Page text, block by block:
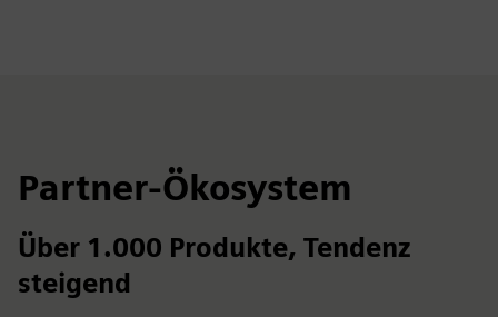
Partner-Ökosystem
Über 1.000 Produkte, Tendenz
steigend